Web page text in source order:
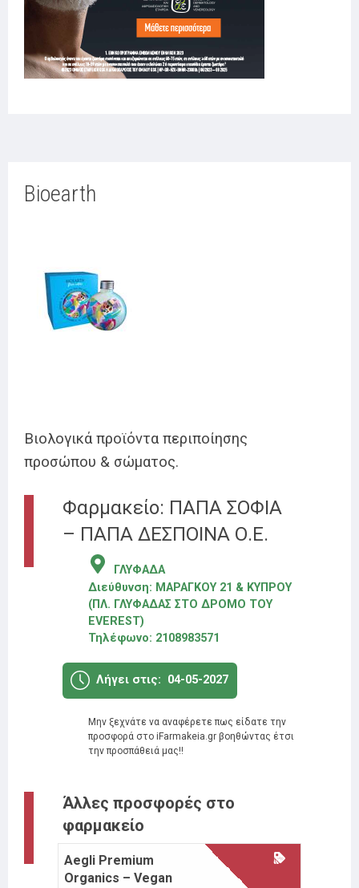
Bioearth
Βιολογικά προϊόντα περιποίησης
προσώπου & σώματος.
Φαρμακείο: ΠΑΠΑ ΣΟΦΙΑ
– ΠΑΠΑ ΔΕΣΠΟΙΝΑ Ο.Ε.
ΓΛΥΦΑΔΑ
Διεύθυνση: ΜΑΡΑΓΚΟΥ 21 & ΚΥΠΡΟΥ
(ΠΛ. ΓΛΥΦΑΔΑΣ ΣΤΟ ΔΡΟΜΟ ΤΟΥ
EVEREST)
Τηλέφωνο: 2108983571
Λήγει στις: 04-05-2027
Μην ξεχνάτε να αναφέρετε πως είδατε την
προσφορά στο iFarmakeia.gr βοηθώντας έτσι
την προσπάθειά μας!!
Άλλες προσφορές στο
φαρμακείο
Aegli Premium
Organics – Vegan